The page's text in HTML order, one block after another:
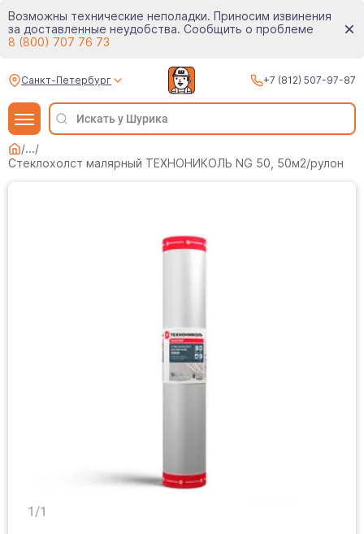
Возможны технические неполадки. Приносим извинения
за доставленные неудобства. Сообщить о проблеме
8 (800) 707 76 73
Санкт-Петербург +7 (812) 507-97-87
/.../
Стеклохолст малярный ТЕХНОНИКОЛЬ NG 50, 50м2/рулон
1/1